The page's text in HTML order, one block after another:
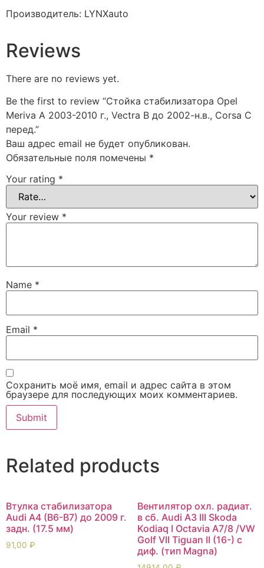
Производитель: LYNXauto
Reviews
There are no reviews yet.
Be the first to review “Стойка стабилизатора Opel
Meriva A 2003-2010 г., Vectra B до 2002-н.в., Corsa C
перед.”
Ваш адрес email не будет опубликован.
Обязательные поля помечены *
Your rating *
Your review *
Name *
Email *
Сохранить моё имя, email и адрес сайта в этом
браузере для последующих моих комментариев.
Related products
Втулка стабилизатора
Audi A4 (B6-B7) до 2009 г.
задн. (17.5 мм)
91,00 ₽
Вентилятор охл. радиат.
в сб. Audi A3 III Skoda
Kodiaq I Octavia A7/8 /VW
Golf VII Tiguan II (16-) с
диф. (тип Magna)